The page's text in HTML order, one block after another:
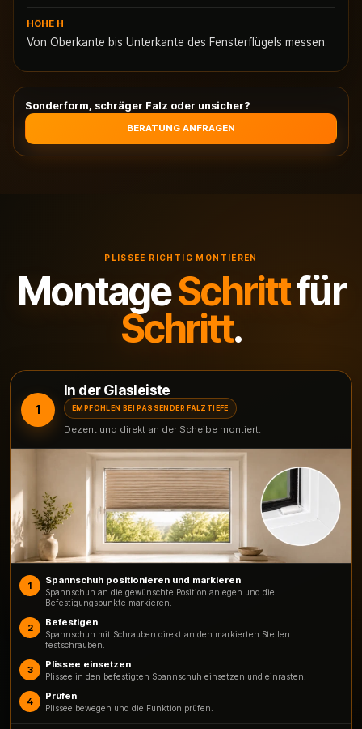
HÖHE H
Von Oberkante bis Unterkante des Fensterflügels messen.
Sonderform, schräger Falz oder unsicher?
BERATUNG ANFRAGEN
PLISSEE RICHTIG MONTIEREN
MontageSchrittfür
Schritt.
1
In der Glasleiste
EMPFOHLEN BEI PASSENDER FALZTIEFE
Dezent und direkt an der Scheibe montiert.
1 Spannschuh positionieren und markieren
Spannschuh an die gewünschte Position anlegen und die
Befestigungspunkte markieren.
2 Befestigen
Spannschuh mit Schrauben direkt an den markierten Stellen
festschrauben.
3 Plissee einsetzen
Plissee in den befestigten Spannschuh einsetzen und einrasten.
4 Prüfen
Plissee bewegen und die Funktion prüfen.